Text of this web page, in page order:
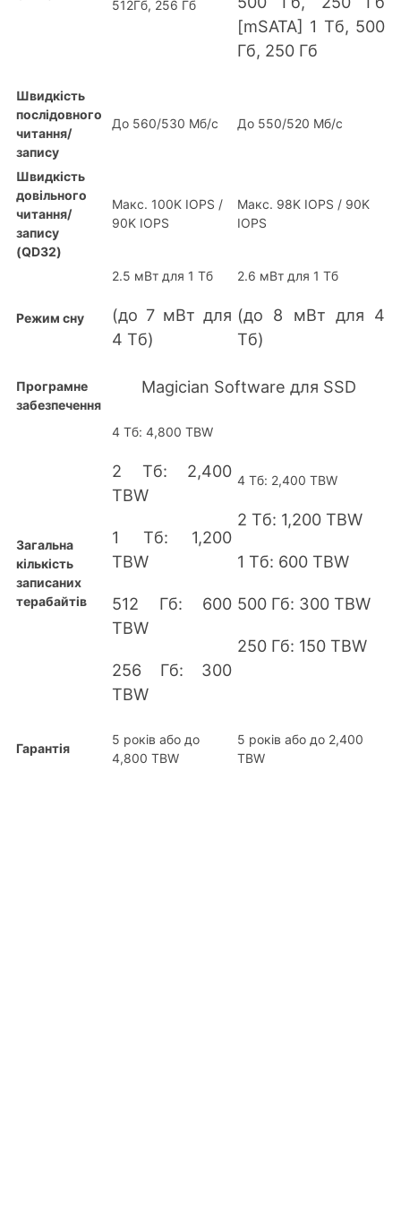
512Гб, 256 Гб
[mSATA] 1 Тб, 500
Гб, 250 Гб
Швидкість
послідовного
читання/
запису
До 560/530 Mб/с До 550/520 Мб/с
Швидкість
довільного
читання/
запису
(QD32)
Макс. 100K IOPS /
90K IOPS
Макс. 98K IOPS / 90K
IOPS
Режим сну
2.5 мВт для 1 Тб
(до 7 мВт для
4 Тб)
2.6 мВт для 1 Tб
(до 8 мВт для 4
Tб)
Програмне
забезпечення
Magician Software для SSD
Загальна
кількість
записаних
терабайтів
4 Тб: 4,800 TBW
2 Тб: 2,400
TBW
1 Тб: 1,200
TBW
512 Гб: 600
TBW
256 Гб: 300
TBW
4 Тб: 2,400 TBW
2 Тб: 1,200 TBW
1 Tб: 600 TBW
500 Гб: 300 TBW
250 Гб: 150 TBW
Гарантія
5 років або до
4,800 TBW
5 років або до 2,400
TBW